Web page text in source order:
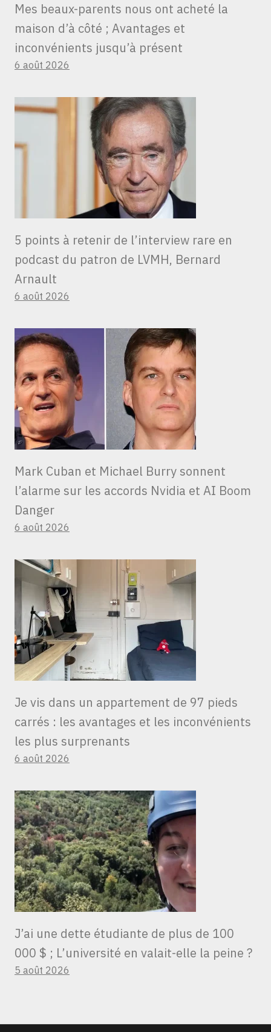
Mes beaux-parents nous ont acheté la
maison d’à côté ; Avantages et
inconvénients jusqu’à présent
6 août 2026
5 points à retenir de l’interview rare en
podcast du patron de LVMH, Bernard
Arnault
6 août 2026
Mark Cuban et Michael Burry sonnent
l’alarme sur les accords Nvidia et AI Boom
Danger
6 août 2026
Je vis dans un appartement de 97 pieds
carrés : les avantages et les inconvénients
les plus surprenants
6 août 2026
J’ai une dette étudiante de plus de 100
000 $ ; L’université en valait-elle la peine ?
5 août 2026